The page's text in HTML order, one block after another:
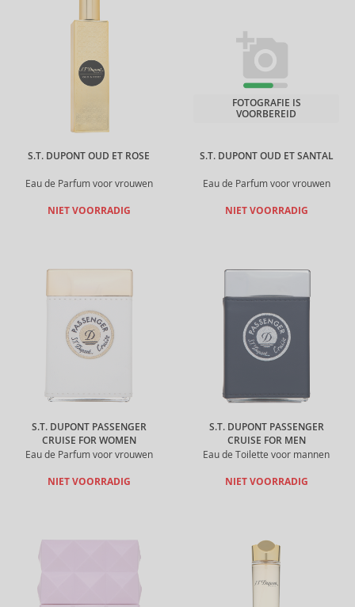
S.T. DUPONT OUD ET ROSE
Eau de Parfum voor vrouwen
NIET VOORRADIG
S.T. DUPONT OUD ET SANTAL
Eau de Parfum voor vrouwen
FOTOGRAFIE IS
VOORBEREID
NIET VOORRADIG
S.T. DUPONT PASSENGER
CRUISE FOR WOMEN
Eau de Parfum voor vrouwen
NIET VOORRADIG
S.T. DUPONT PASSENGER
CRUISE FOR MEN
Eau de Toilette voor mannen
NIET VOORRADIG